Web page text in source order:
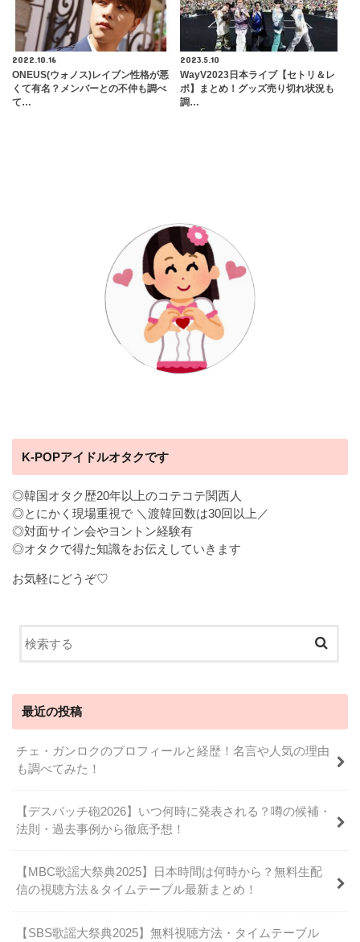
2022.10.16
ONEUS(ウォノス)レイブン性格が悪
くて有名？メンバーとの不仲も調べ
て…
2023.5.10
WayV2023日本ライブ【セトリ＆レ
ポ】まとめ！グッズ売り切れ状況も
調…
K-POPアイドルオタクです
◎韓国オタク歴20年以上のコテコテ関西人
◎とにかく現場重視で ＼渡韓回数は30回以上／
◎対面サイン会やヨントン経験有
◎オタクで得た知識をお伝えしていきます
お気軽にどうぞ♡
最近の投稿
チェ・ガンロクのプロフィールと経歴！名言や人気の理由
も調べてみた！
【デスパッチ砲2026】いつ何時に発表される？噂の候補・
法則・過去事例から徹底予想！
【MBC歌謡大祭典2025】日本時間は何時から？無料生配
信の視聴方法＆タイムテーブル最新まとめ！
【SBS歌謡大祭典2025】無料視聴方法・タイムテーブル